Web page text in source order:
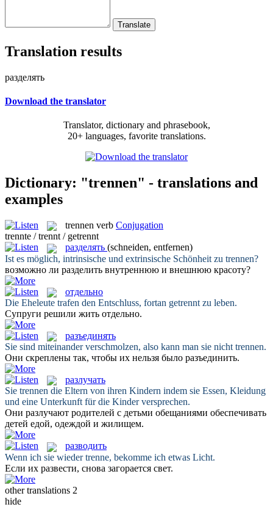
Translation results
разделять
Download the translator
Translator, dictionary and phrasebook,
20+ languages, favorite translations.
Dictionary: "trennen" - translations and
examples
trennen verb Conjugation
trennte / trennt / getrennt
разделять (schneiden, entfernen)
Ist es möglich, intrinsische und extrinsische Schönheit zu trennen?
возможно ли разделить внутреннюю и внешнюю красоту?
отдельно
Die Eheleute trafen den Entschluss, fortan getrennt zu leben.
Супруги решили жить отдельно.
разъединять
Sie sind miteinander verschmolzen, also kann man sie nicht trennen.
Они скреплены так, чтобы их нельзя было разъединить.
разлучать
Sie trennen die Eltern von ihren Kindern indem sie Essen, Kleidung
und eine Unterkunft für die Kinder versprechen.
Они разлучают родителей с детьми обещаниями обеспечивать
детей едой, одеждой и жилищем.
разводить
Wenn ich sie wiedertrenne, bekomme ich etwas Licht.
Если их развести, снова загорается свет.
other translations 2
hide